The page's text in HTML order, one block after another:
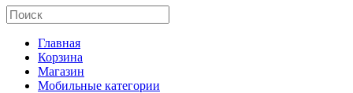
Search
this
websiteГлавная
Корзина
Магазин
Мобильные категории